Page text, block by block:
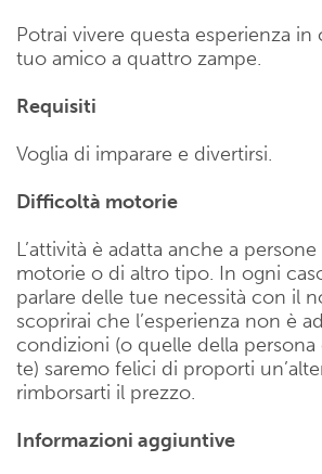
Potrai vivere questa esperienza in
tuo amico a quattro zampe.
Requisiti
Voglia di imparare e divertirsi.
Difficoltà motorie
L’attività è adatta anche a
motorie o di altro tipo. In ogni
parlare delle tue necessità con il
scoprirai che l’esperienza non è
condizioni (o quelle della persona
te) saremo felici di proporti
rimborsarti il prezzo.
Informazioni aggiuntive